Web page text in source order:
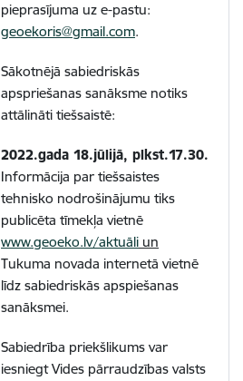
pieprasījuma uz e-pastu:
geoekoris@gmail.com.
Sākotnējā sabiedriskās
apspriešanas sanāksme notiks
attālināti tiešsaistē:
2022.gada 18.jūlijā, plkst.17.30.
Informācija par tiešsaistes
tehnisko nodrošinājumu tiks
publicēta tīmekļa vietnē
www.geoeko.lv/aktuāli un
Tukuma novada internetā vietnē
līdz sabiedriskās apspiešanas
sanāksmei.
Sabiedrība priekšlikums var
iesniegt Vides pārraudzības valsts